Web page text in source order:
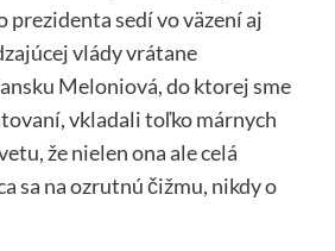
prezidenta sedí vo väzení aj
vlády vrátane
Meloniová, do ktorej sme
vkladali toľko márnych
že nielen ona ale celá
sa na ozrutnú čižmu, nikdy o